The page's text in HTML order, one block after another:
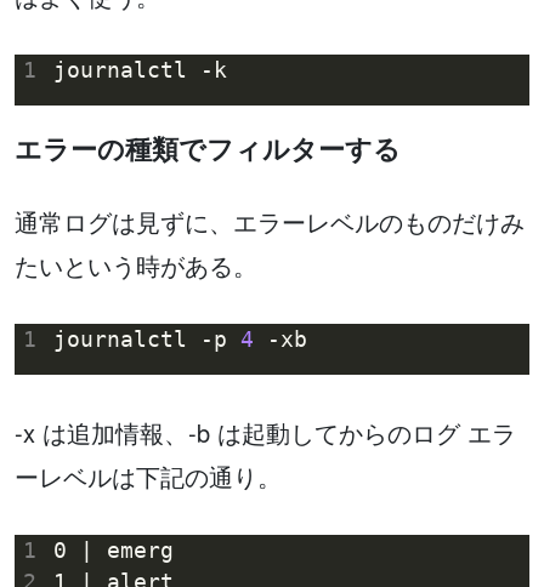
1
エラーの種類でフィルターする
通常ログは見ずに、エラーレベルのものだけみ
たいという時がある。
1 journalctl -p 4
-x は追加情報、-b は起動してからのログ エラ
ーレベルは下記の通り。
1
2